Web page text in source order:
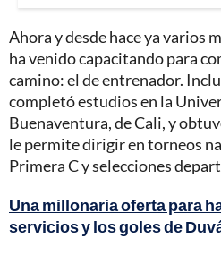
Ahora y desde hace ya varios
ha venido capacitando para
camino: el de entrenador.
completó estudios en la
Buenaventura, de Cali, y
le permite dirigir en torneos
Primera C y selecciones
Una millonaria oferta para
servicios y los goles de